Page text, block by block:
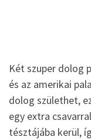
Két szuper dolog
és az amerikai
dolog születhet,
egy extra
tésztájába kerül,